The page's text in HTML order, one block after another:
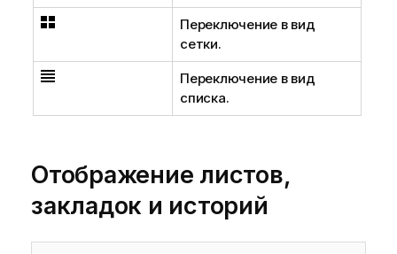
Переключение в вид
сетки.
Переключение в вид
списка.
Отображение листов,
закладок и историй